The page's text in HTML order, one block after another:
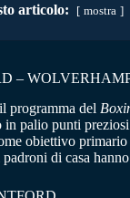
articolo: mostra
–
programma del
in palio punti
obiettivo
di casa